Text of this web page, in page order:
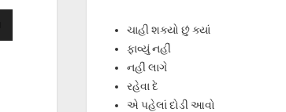
ચાહી શક્યો છું ક્યાં
ફાવ્યું નહીં
નહીં લાગે
રહેવા દે
એ પહેલાં દોડી આવો